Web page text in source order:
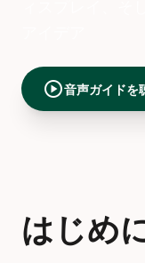
play_circle音声ガイドを
はじめ